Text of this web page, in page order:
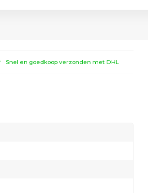
Snel en goedkoop verzonden met DHL